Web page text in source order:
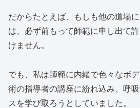
だからたとえば、もしも他の道場
は、必ず前もって師範に申し出て
けません。
でも、私は師範に内緒で色々なボ
術の指導者の講座に紛れ込み、呼
スを学び取ろうとしていました。